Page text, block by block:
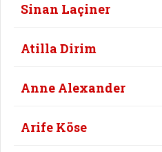
Sinan Laçiner
Atilla Dirim
Anne Alexander
Arife Köse